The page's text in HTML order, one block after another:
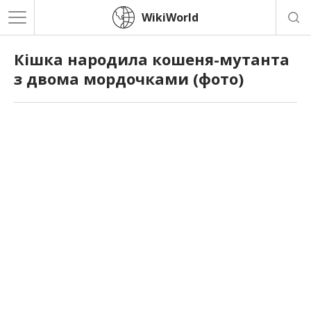
WikiWorld
Кішка народила кошеня-мутанта
з двома мордочками (фото)